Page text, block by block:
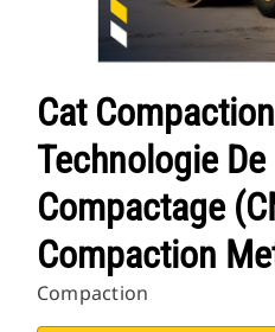
Cat
Technologie
Compactage
Compaction
Compaction